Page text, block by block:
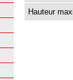
Hauteur